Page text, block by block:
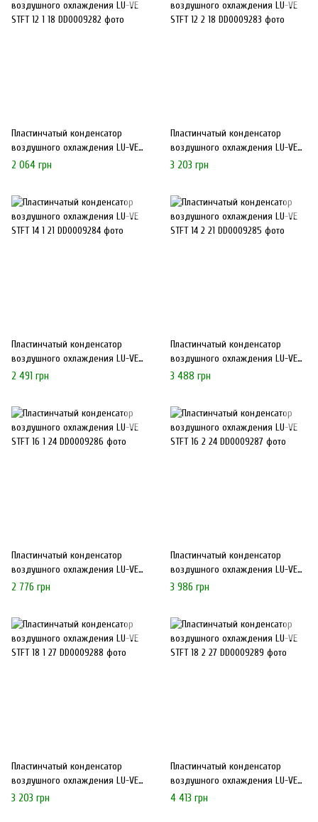
Пластинчатый конденсатор
воздушного охлаждения LU-VE
STFT 12 1 18
2 064 грн
Пластинчатый конденсатор
воздушного охлаждения LU-VE
STFT 12 2 18
3 203 грн
Пластинчатый конденсатор
воздушного охлаждения LU-VE
STFT 14 1 21
2 491 грн
Пластинчатый конденсатор
воздушного охлаждения LU-VE
STFT 14 2 21
3 488 грн
Пластинчатый конденсатор
воздушного охлаждения LU-VE
STFT 16 1 24
2 776 грн
Пластинчатый конденсатор
воздушного охлаждения LU-VE
STFT 16 2 24
3 986 грн
Пластинчатый конденсатор
воздушного охлаждения LU-VE
STFT 18 1 27
3 203 грн
Пластинчатый конденсатор
воздушного охлаждения LU-VE
STFT 18 2 27
4 413 грн